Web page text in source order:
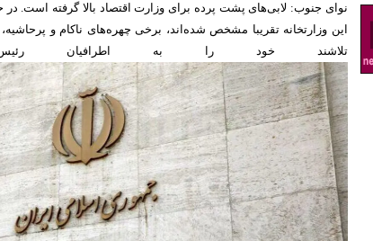
نوای جنوب: لابی‌های پشت پرده برای وزارت اقتصاد بالا گرفته است.
این وزارتخانه تقریبا مشخص شده‌اند، برخی چهره‌های ناکام و
تلاشند خود را به اطرافیان